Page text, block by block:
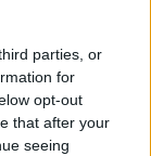
parties, or
for
opt-out
that after your
seeing